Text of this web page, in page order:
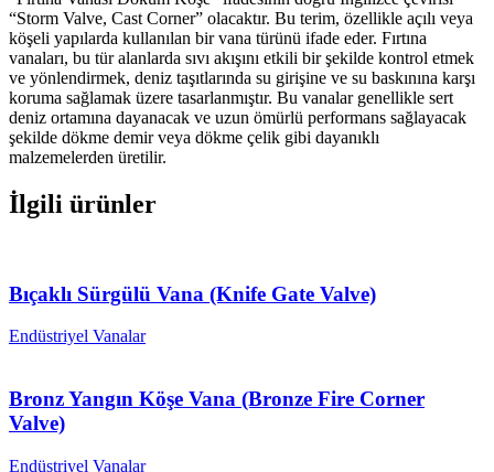
“Storm Valve, Cast Corner” olacaktır. Bu terim, özellikle açılı veya
köşeli yapılarda kullanılan bir vana türünü ifade eder. Fırtına
vanaları, bu tür alanlarda sıvı akışını etkili bir şekilde kontrol etmek
ve yönlendirmek, deniz taşıtlarında su girişine ve su baskınına karşı
koruma sağlamak üzere tasarlanmıştır. Bu vanalar genellikle sert
deniz ortamına dayanacak ve uzun ömürlü performans sağlayacak
şekilde dökme demir veya dökme çelik gibi dayanıklı
malzemelerden üretilir.
İlgili ürünler
Bıçaklı Sürgülü Vana (Knife Gate Valve)
Endüstriyel Vanalar
Bronz Yangın Köşe Vana (Bronze Fire Corner
Valve)
Endüstriyel Vanalar